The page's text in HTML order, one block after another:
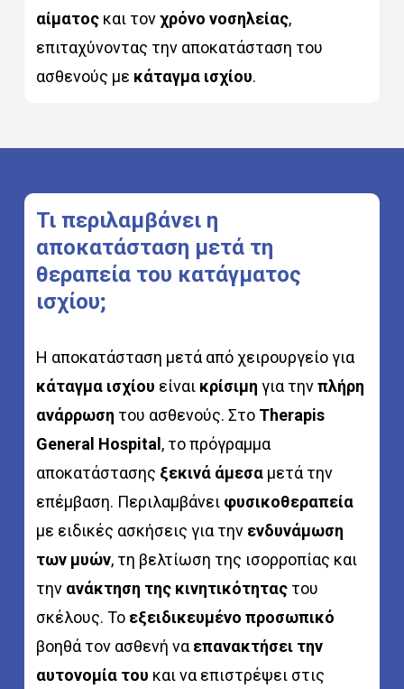
αίματος και τονχρόνο νοσηλείας,
επιταχύνοντας την αποκατάσταση του
ασθενούς με κάταγμα ισχίου.
Τι περιλαμβάνει η
αποκατάσταση μετά τη
θεραπεία του κατάγματος
ισχίου;
Η αποκατάσταση μετά από χειρουργείο για
κάταγμα ισχίου είναι κρίσιμη για τηνπλήρη
ανάρρωση του ασθενούς. Στο Therapis
General Hospital, το πρόγραμμα
αποκατάστασης ξεκινά άμεσα μετά την
επέμβαση. Περιλαμβάνει φυσικοθεραπεία
με ειδικές ασκήσεις για την ενδυνάμωση
των μυών, τη βελτίωση της ισορροπίας και
την ανάκτηση της κινητικότητας του
σκέλους. Το εξειδικευμένο προσωπικό
βοηθά τον ασθενή να επανακτήσει την
αυτονομία του και να επιστρέψει στις